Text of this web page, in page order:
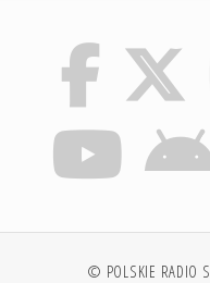
© POLSKIE RADIO